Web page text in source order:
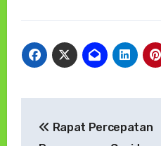
pos
Rapat Percepatan